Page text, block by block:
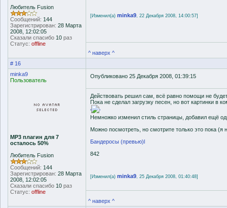
Любитель Fusion
Сообщений: 144
Зарегистрирован: 28 Марта
2008, 12:02:05
Сказали спасибо 10 раз
Статус: offline
[Изменил(а) minka9, 22 Декабря 2008, 14:00:57]
^ наверх ^
# 16
minka9
Пользователь
MP3 плагин для 7
осталось 50%
Любитель Fusion
Сообщений: 144
Зарегистрирован: 28 Марта
2008, 12:02:05
Сказали спасибо 10 раз
Статус: offline
Опубликовано 25 Декабря 2008, 01:39:15
Действовать решил сам, всё равно помощи не
Пока не сделал загрузку песен, но вот картинки в
'
'
Немножко изменил стиль страницы, добавил ещё
Можно посмотреть, но смотрите только это пока (я
Бандеросы (превью)l
842
[Изменил(а) minka9, 25 Декабря 2008, 01:40:48]
^ наверх ^